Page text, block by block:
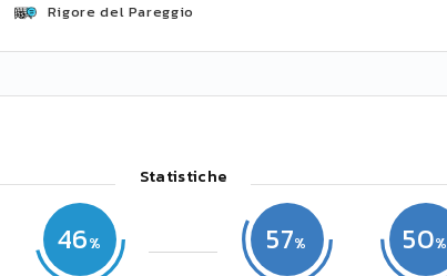
Rigore del Pareggio
Statistiche
46 57 50